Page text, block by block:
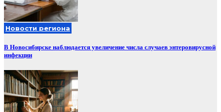
Новости региона
В Новосибирске наблюдается увеличение числа случаев энтеровирусной
инфекции